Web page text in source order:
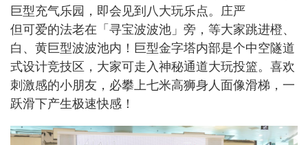
巨型充气乐园，即会见到八大玩乐点。庄严
但可爱的法老在「寻宝波波池」旁，等大家跳进橙、
白、黄巨型波波池内！巨型金字塔内部是个中空隧道
式设计竞技区，大家可走入神秘通道大玩投篮。喜欢
刺激感的小朋友，必攀上七米高狮身人面像滑梯，一
跃滑下产生极速快感！